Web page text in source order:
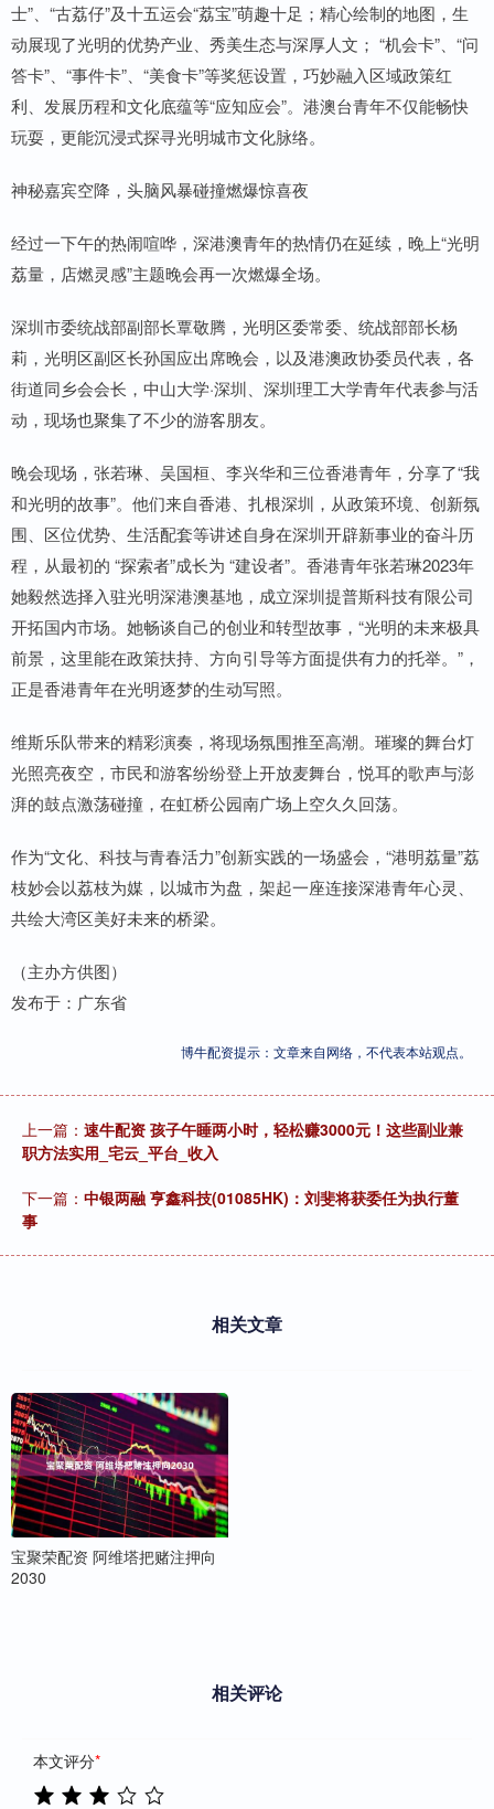
士”、“古荔仔”及十五运会“荔宝”萌趣十足；精心绘制的地图，生
动展现了光明的优势产业、秀美生态与深厚人文； “机会卡”、“问
答卡”、“事件卡”、“美食卡”等奖惩设置，巧妙融入区域政策红
利、发展历程和文化底蕴等“应知应会”。港澳台青年不仅能畅快
玩耍，更能沉浸式探寻光明城市文化脉络。
神秘嘉宾空降，头脑风暴碰撞燃爆惊喜夜
经过一下午的热闹喧哗，深港澳青年的热情仍在延续，晚上“光明
荔量，店燃灵感”主题晚会再一次燃爆全场。
深圳市委统战部副部长覃敬腾，光明区委常委、统战部部长杨
莉，光明区副区长孙国应出席晚会，以及港澳政协委员代表，各
街道同乡会会长，中山大学·深圳、深圳理工大学青年代表参与活
动，现场也聚集了不少的游客朋友。
晚会现场，张若琳、吴国桓、李兴华和三位香港青年，分享了“我
和光明的故事”。他们来自香港、扎根深圳，从政策环境、创新氛
围、区位优势、生活配套等讲述自身在深圳开辟新事业的奋斗历
程，从最初的 “探索者”成长为 “建设者”。香港青年张若琳2023年
她毅然选择入驻光明深港澳基地，成立深圳提普斯科技有限公司
开拓国内市场。她畅谈自己的创业和转型故事，“光明的未来极具
前景，这里能在政策扶持、方向引导等方面提供有力的托举。”，
正是香港青年在光明逐梦的生动写照。
维斯乐队带来的精彩演奏，将现场氛围推至高潮。璀璨的舞台灯
光照亮夜空，市民和游客纷纷登上开放麦舞台，悦耳的歌声与澎
湃的鼓点激荡碰撞，在虹桥公园南广场上空久久回荡。
作为“文化、科技与青春活力”创新实践的一场盛会，“港明荔量”荔
枝妙会以荔枝为媒，以城市为盘，架起一座连接深港青年心灵、
共绘大湾区美好未来的桥梁。
（主办方供图）
发布于：广东省
博牛配资提示：文章来自网络，不代表本站观点。
上一篇： 速牛配资 孩子午睡两小时，轻松赚3000元！这些副业兼
职方法实用_宅云_平台_收入
下一篇： 中银两融 亨鑫科技(01085HK)：刘斐将获委任为执行董
事
相关文章
宝聚荣配资 阿维塔把赌注押向
2030
相关评论
本文评分*